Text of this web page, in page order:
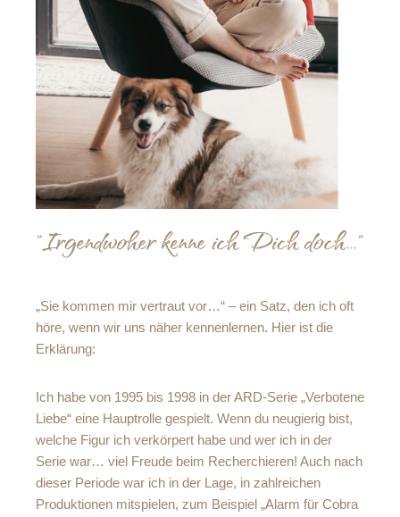
„Sie kommen mir vertraut vor…“ – ein Satz, den ich oft
höre, wenn wir uns näher kennenlernen. Hier ist die
Erklärung:
Ich habe von 1995 bis 1998 in der ARD-Serie „Verbotene
Liebe“ eine Hauptrolle gespielt. Wenn du neugierig bist,
welche Figur ich verkörpert habe und wer ich in der
Serie war… viel Freude beim Recherchieren! Auch nach
dieser Periode war ich in der Lage, in zahlreichen
Produktionen mitspielen, zum Beispiel „Alarm für Cobra